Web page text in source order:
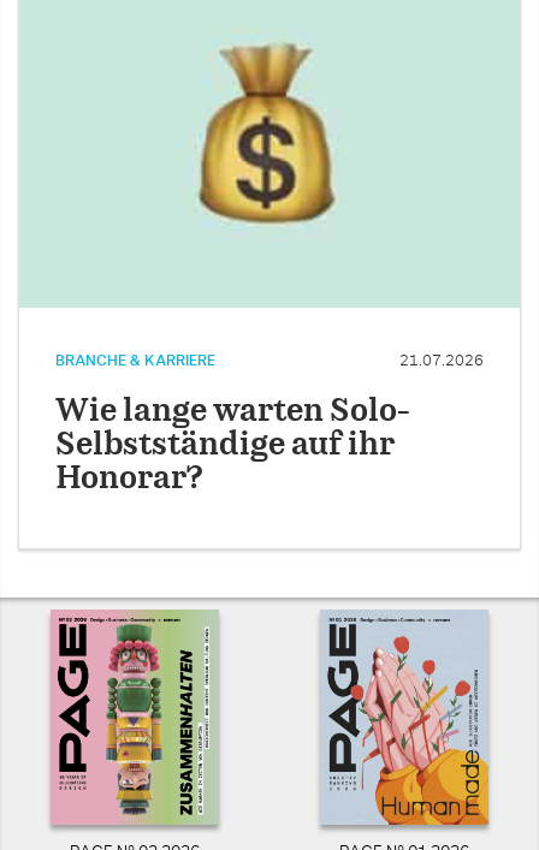
BRANCHE & KARRIERE 21.07.2026
Wie lange warten Solo-
Selbstständige auf ihr
Honorar?